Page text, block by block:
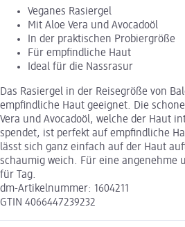
Veganes Rasiergel
Mit Aloe Vera und Avocadoöl
In der praktischen Probiergröße
Für empfindliche Haut
Ideal für die Nassrasur
Das Rasiergel in der Reisegröße von
empfindliche Haut geeignet. Die
Vera und Avocadoöl, welche der Haut
spendet, ist perfekt auf empfindliche
lässt sich ganz einfach auf der Haut
schaumig weich. Für eine angenehme
für Tag.
dm-Artikelnummer: 1604211
GTIN 4066447239232